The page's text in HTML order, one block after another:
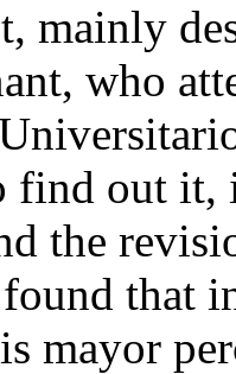
mainly
who
find out it,
the
that
mayor